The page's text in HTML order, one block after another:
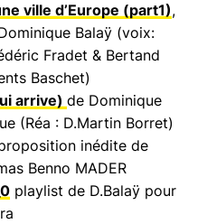
ville d’Europe (part1),
Balaÿ (voix:
Fradet & Bertand
Baschet)
arrive) de Dominique
(Réa : D.Martin Borret)
inédite de
Benno MADER
playlist de D.Balaÿ pour